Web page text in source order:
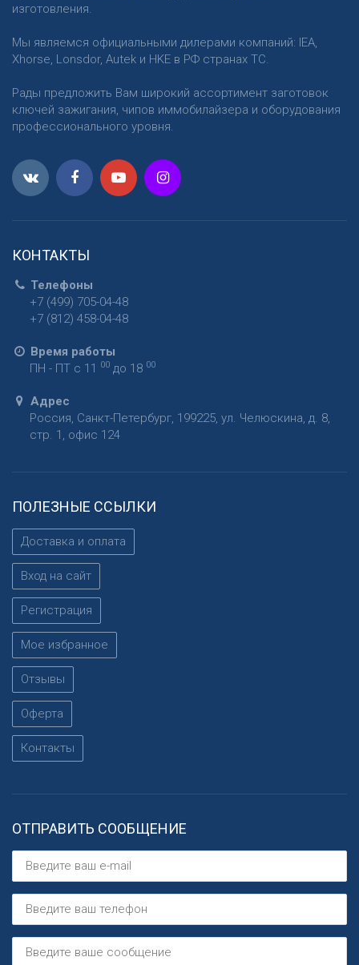
изготовления.
Мы являемся официальными дилерами компаний: IEA,
Xhorse, Lonsdor, Autek и HKE в РФ странах ТС.
Рады предложить Вам широкий ассортимент заготовок
ключей зажигания, чипов иммобилайзера и оборудования
профессионального уровня.
КОНТАКТЫ
Телефоны
+7 (499) 705-04-48
+7 (812) 458-04-48
Время работы
ПН - ПТ с 11
00 до 18 00
Адрес
Россия Санкт-Петербург 199225 ул. Челюскина, д. 8,
стр. 1, офис 124
ПОЛЕЗНЫЕ ССЫЛКИ
Доставка и оплата
Вход на сайт
Регистрация
Мое избранное
Отзывы
Оферта
Контакты
ОТПРАВИТЬ СООБЩЕНИЕ